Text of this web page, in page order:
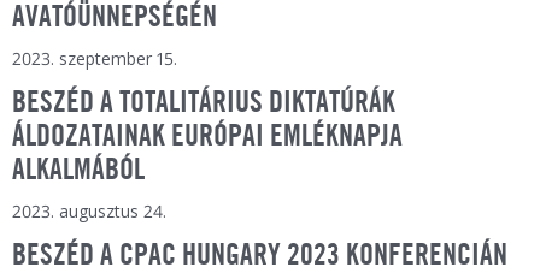
AVATÓÜNNEPSÉGÉN
2023. szeptember 15.
BESZÉD A TOTALITÁRIUS DIKTATÚRÁK
ÁLDOZATAINAK EURÓPAI EMLÉKNAPJA
ALKALMÁBÓL
2023. augusztus 24.
BESZÉD A CPAC HUNGARY 2023 KONFERENCIÁN